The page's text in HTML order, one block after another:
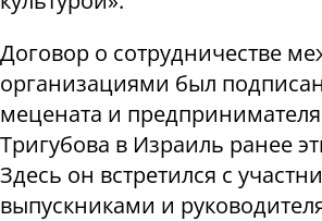
Договор о сотрудничестве
организациями был
мецената и
Тригубова в Израиль ранее
Здесь он встретился с
выпускниками и